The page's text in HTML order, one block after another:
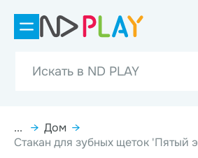
... → Дом →
Стакан для зубных щеток 'Пятый